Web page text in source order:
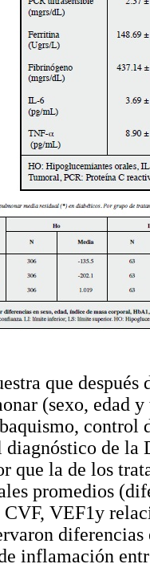
que
(sexo, edad
control
diagnóstico de
que la de los
promedios
CVF, VEF1y
inflamación